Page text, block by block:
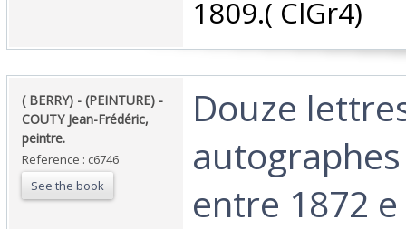
1809.( ClGr4) ‎
‎( BERRY) - (PEINTURE) -
COUTY Jean-Frédéric,
peintre.‎
Reference : c6746
See the book
‎Douze
entre 1872